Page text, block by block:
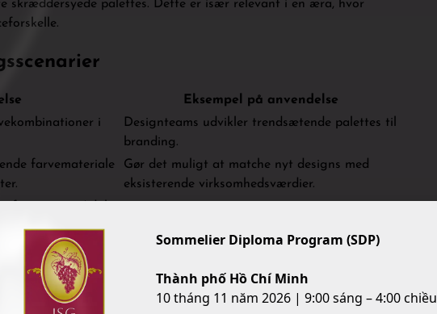
skræddersyede palettes. Dette er især relevant i en æra, hvor
Eksempel på anvendelse
i
Designteams udvikler trendsætende palettes til
branding.
farvemateriale
Gør det muligt at matche nyt designs med
eksisterende virksomhedsværdier.
som Adobe
mellem teori og praksis i moderne design. De muliggør en mere
Sommelier Diploma Program (SDP)
Thành phố Hồ Chí Minh
10 tháng 11 năm 2026 | 9:00 sáng – 4:00 chiều